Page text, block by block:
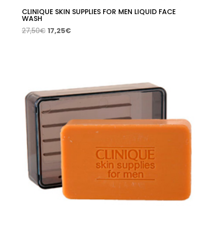
CLINIQUE SKIN SUPPLIES FOR MEN LIQUID FACE
WASH
27,50€ El
17,25€El